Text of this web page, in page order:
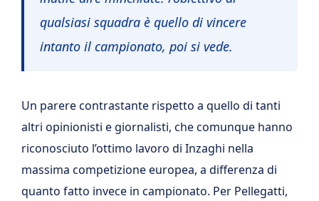
qualsiasi squadra è quello di vincere
intanto il campionato, poi si vede.
Un parere contrastante rispetto a quello di tanti
altri opinionisti e giornalisti, che comunque hanno
riconosciuto l’ottimo lavoro di Inzaghi nella
massima competizione europea, a differenza di
quanto fatto invece in campionato. Per Pellegatti,